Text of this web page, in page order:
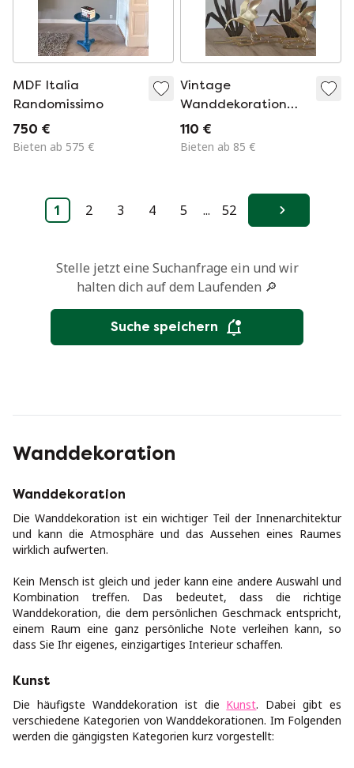
MDF Italia
Randomissimo
750 €
Bieten ab 575 €
Vintage
Wanddekoration
aus Messing: 3
Enten
110 €
Bieten ab 85 €
1 2 3 4 5 ... 52 Weiter
Stelle jetzt eine Suchanfrage ein und wir
halten dich auf dem Laufenden 🔎
Suche speichern
Wanddekoration
Wanddekoration
Die Wanddekoration ist ein wichtiger Teil der Innenarchitektur
und kann die Atmosphäre und das Aussehen eines Raumes
wirklich aufwerten.
Kein Mensch ist gleich und jeder kann eine andere Auswahl und
Kombination treffen. Das bedeutet, dass die richtige
Wanddekoration, die dem persönlichen Geschmack entspricht,
einem Raum eine ganz persönliche Note verleihen kann, so
dass Sie Ihr eigenes, einzigartiges Interieur schaffen.
Kunst
Die häufigste Wanddekoration ist die Kunst. Dabei gibt es
verschiedene Kategorien von Wanddekorationen. Im Folgenden
werden die gängigsten Kategorien kurz vorgestellt: